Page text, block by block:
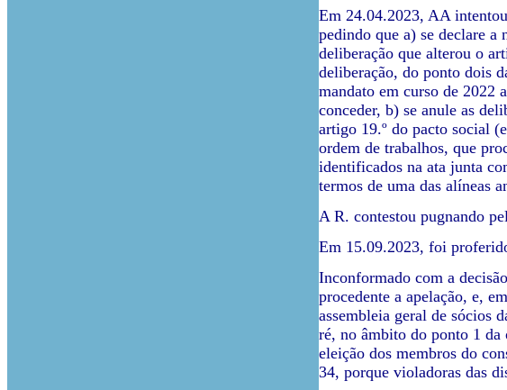
Em 24.04.2023, AA
pedindo que a) se declare a
deliberação que alterou o
deliberação, do ponto dois
mandato em curso de 2022
conceder, b) se anule as
artigo 19.º do pacto social
ordem de trabalhos, que
identificados na ata junta
termos de uma das alíneas
A R. contestou pugnando
Em 15.09.2023, foi
Inconformado com a
procedente a apelação, e,
assembleia geral de sócios
ré, no âmbito do ponto 1 da
eleição dos membros do
34, porque violadoras das